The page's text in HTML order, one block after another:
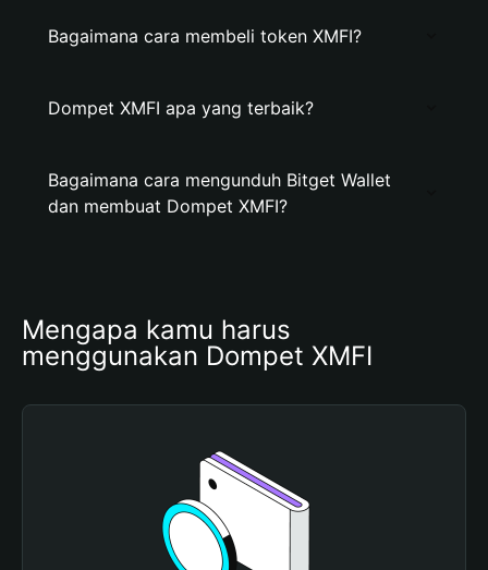
Bagaimana cara membeli token XMFI?
Dompet XMFI apa yang terbaik?
Bagaimana cara mengunduh Bitget Wallet
dan membuat Dompet XMFI?
Mengapa kamu harus
menggunakan Dompet XMFI